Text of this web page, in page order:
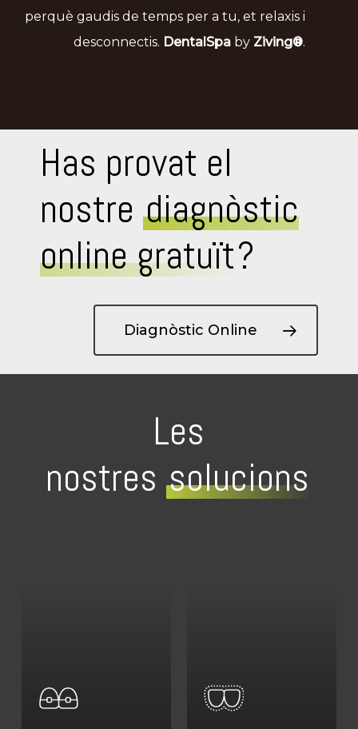
perquè gaudis de temps per a tu, et relaxis i
desconnectis. DentalSpaby Ziving®.
Has provat el
nostrediagnòstic
online gratuït?
Diagnòstic Online
Les
nostressolucions